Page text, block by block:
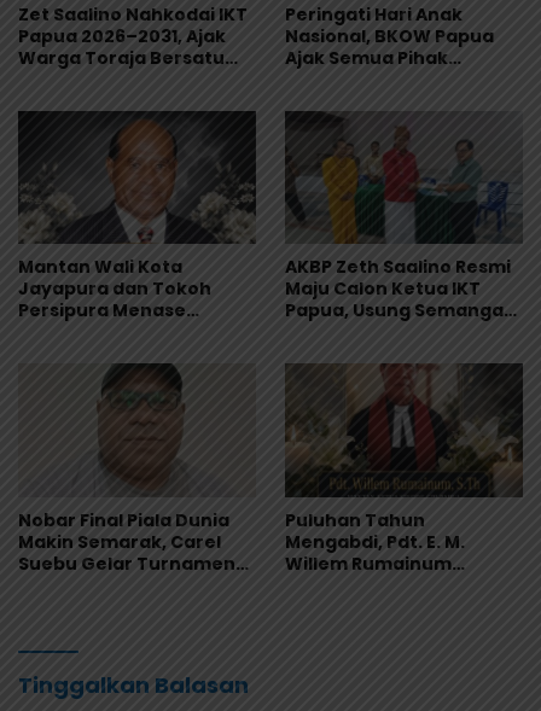
Zet Saalino Nahkodai IKT
Papua 2026–2031, Ajak
Warga Toraja Bersatu
Peringati Hari Anak
Nasional, BKOW Papua
Ajak Semua Pihak
Mantan Wali Kota
Jayapura dan Tokoh
Persipura Menase
AKBP Zeth Saalino Resmi
Maju Calon Ketua IKT
Papua, Usung Semangat
Nobar Final Piala Dunia
Makin Semarak, Carel
Suebu Gelar Turnamen
Puluhan Tahun
Mengabdi, Pdt. E. M.
Willem Rumainum
Tinggalkan Balasan